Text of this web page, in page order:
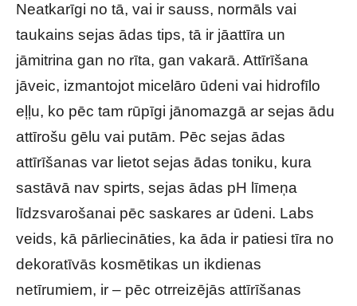
Neatkarīgi no tā, vai ir sauss, normāls vai
taukains sejas ādas tips, tā ir jāattīra un
jāmitrina gan no rīta, gan vakarā. Attīrīšana
jāveic, izmantojot micelāro ūdeni vai hidrofīlo
eļļu, ko pēc tam rūpīgi jānomazgā ar sejas ādu
attīrošu gēlu vai putām. Pēc sejas ādas
attīrīšanas var lietot sejas ādas toniku, kura
sastāvā nav spirts, sejas ādas pH līmeņa
līdzsvarošanai pēc saskares ar ūdeni. Labs
veids, kā pārliecināties, ka āda ir patiesi tīra no
dekoratīvās kosmētikas un ikdienas
netīrumiem, ir – pēc otrreizējās attīrīšanas